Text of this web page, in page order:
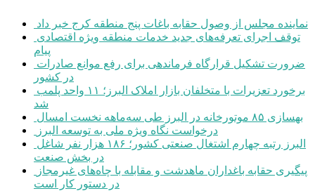
نماینده مجلس از وصول حقابه باغات پنج منطقه کرج خبر داد
پیام
در کشور
شد
بهسازی ۸۵ موتورخانه در البرز طی سه‌ماهه نخست امسال
درخواست نگاه ویژه ملی به توسعه البرز
در بخش صنعت
در دستور کار است